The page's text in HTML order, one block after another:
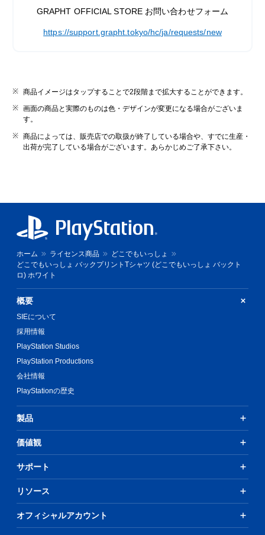
GRAPHT OFFICIAL STORE お問い合わせフォーム
https://support.grapht.tokyo/hc/ja/requests/new
商品イメージはタップすることで2段階まで拡大することができます。
画面の商品と実際のものは色・デザインが変更になる場合がございま
す。
商品によっては、販売店での取扱が終了している場合や、すでに生産・
出荷が完了している場合がございます。あらかじめご了承下さい。
ホーム ライセンス商品
どこでもいっしょ
どこでもいっしょ バックプリントTシャツ (どこでもいっしょ バックト
ロ) ホワイト
概要
SIEについて
採用情報
PlayStation Studios
PlayStation Productions
会社情報
PlayStationの歴史
製品
価値観
サポート
リソース
オフィシャルアカウント